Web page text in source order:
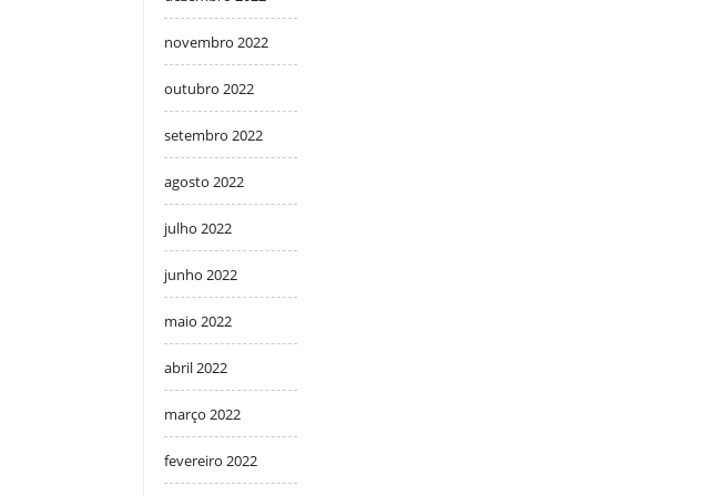
novembro 2022
outubro 2022
setembro 2022
agosto 2022
julho 2022
junho 2022
maio 2022
abril 2022
março 2022
fevereiro 2022